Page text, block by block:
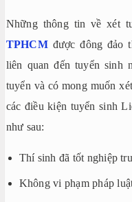
Những thông tin về xét
TPHCMđược đông đảo
liên quan đến tuyển sinh
tuyển và có mong muốn
các điều kiện tuyển sinh
như sau:
Thí sinh đã tốt nghiệp
Không vi phạm pháp